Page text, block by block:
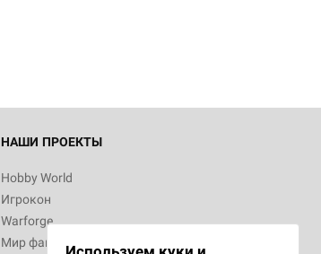
НАШИ ПРОЕКТЫ
Hobby World
Игрокон
Warforge
Мир фантастики